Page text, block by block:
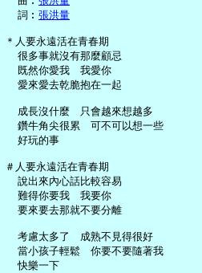
詞︰
張洪量
人要永遠活在青春期
很多事就沒有那麼顧忌
既然你愛我　我愛你
愛來愛去乾脆抱在一起
成長沒什麼　只會越來想越多
鑽牛角尖很累　可不可以想一些
好玩的事
人要永遠活在青春期
說出來內心話比較容易
難得你要我　我要你
要來要去那就不要分離
考慮太多了　成熟不見得很好
當小孩子輕鬆　你要不要隨著我
快樂一下